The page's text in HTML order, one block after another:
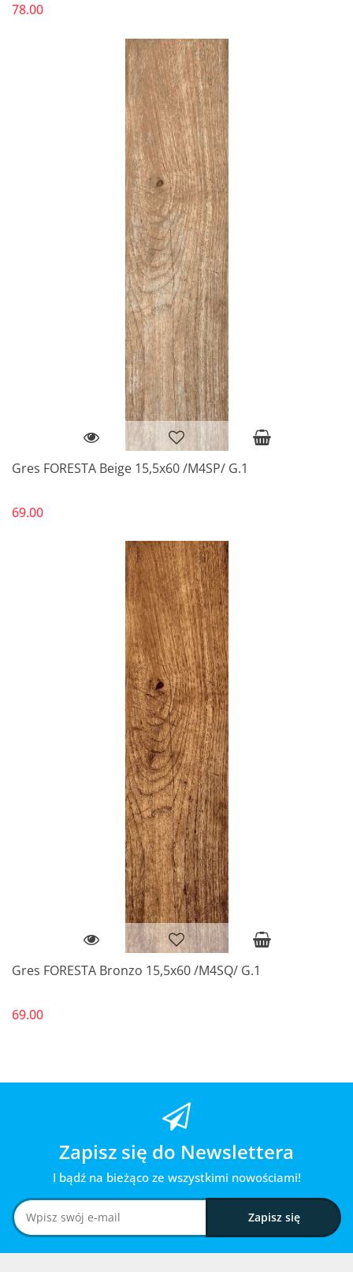
78.00
Gres FORESTA Beige 15,5x60 /M4SP/ G.1
69.00
Gres FORESTA Bronzo 15,5x60 /M4SQ/ G.1
69.00
Zapisz się do Newslettera
I bądź na bieżąco ze wszystkimi nowościami!